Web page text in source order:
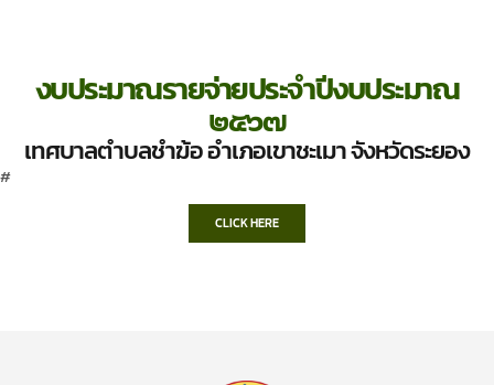
งบประมาณรายจ่ายประจำปีงบประมาณ
๒๕๖๗
เทศบาลตำบลชำฆ้อ อำเภอเขาชะเมา จังหวัดระยอง
#
CLICK HERE